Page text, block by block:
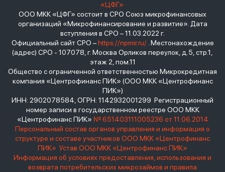
«ЦФГ»
ООО МКК «ЦФГ» состоит в СРО Союз микрофинансовых
организаций «Микрофинансирование и развитие». Дата
вступления в СРО – 11.03.2022 г.
Официальный сайт СРО –https://npmir.ru/. Местонахождение
(адрес) СРО - 107078, г. Москва Орликов переулок, д.5, стр.1,
этаж 2, пом.11
Общество с ограниченной ответственностью Микрокредитная
компания «Центрофинанс ПИК» (ООО МКК «Центрофинанс
ПИК»)
ИНН: 2902078584, ОГРН: 1142932001299 Регистрационный
номер записи в государственном реестре ООО МКК
«Центрофинанс ПИК» № 651403111005236 от 11.06.2014
Персональный состав органов управления и информация о
структуре и составе участников ООО МКК «Центрофинанс
ПИК» Устав ООО МКК «Центрофинанс ПИК»
Информация об условиях предоставления, использования и
возврата потребительских микрозаймов и правила